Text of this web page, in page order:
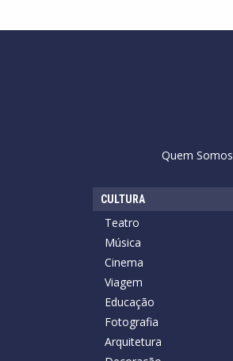
Quem Somos
CULTURA
Teatro
Música
Cinema
Viagem
Educação
Fotografia
Arquitetura